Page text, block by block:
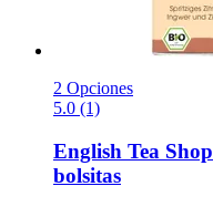
2 Opciones
5.0 (1)
English Tea Shop
bolsitas